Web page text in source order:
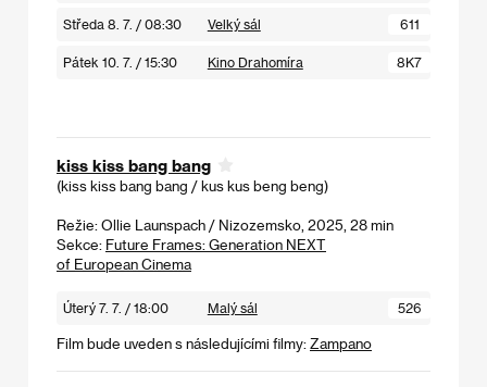
Středa 8. 7. / 08:30 Velký sál 611
Pátek 10. 7. / 15:30 Kino Drahomíra 8K7
kiss kiss bang bang
(kiss kiss bang bang / kus kus beng beng)
Režie: Ollie Launspach / Nizozemsko, 2025, 28 min
Sekce: Future Frames: Generation NEXT
of European Cinema
Úterý 7. 7. / 18:00 Malý sál 526
Film bude uveden s následujícími filmy: Zampano